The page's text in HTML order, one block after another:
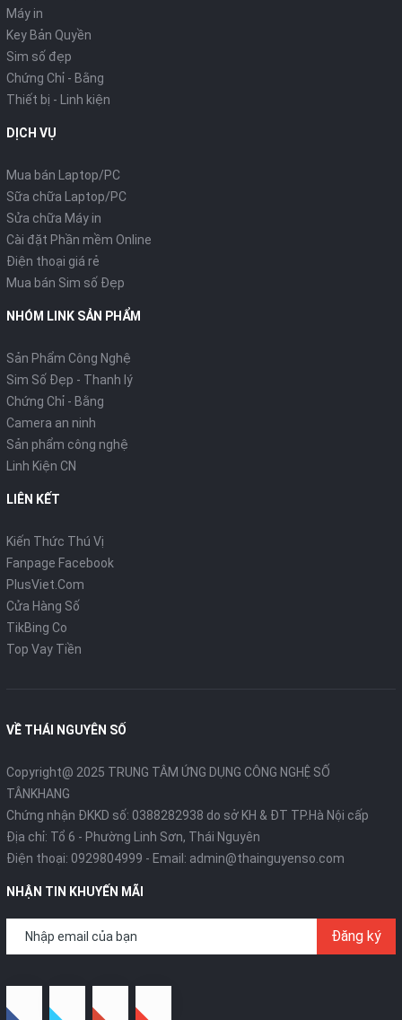
Máy in
Key Bản Quyền
Sim số đẹp
Chứng Chỉ - Bằng
Thiết bị - Linh kiện
DỊCH VỤ
Mua bán Laptop/PC
Sữa chữa Laptop/PC
Sửa chữa Máy in
Cài đặt Phần mềm Online
Điện thoại giá rẻ
Mua bán Sim số Đẹp
NHÓM LINK SẢN PHẨM
Sản Phẩm Công Nghệ
Sim Số Đẹp - Thanh lý
Chứng Chỉ - Bằng
Camera an ninh
Sản phẩm công nghệ
Linh Kiện CN
LIÊN KẾT
Kiến Thức Thú Vị
Fanpage Facebook
PlusViet.Com
Cửa Hàng Số
TikBing Co
Top Vay Tiền
VỀ THÁI NGUYÊN SỐ
Copyright@ 2025 TRUNG TÂM ỨNG DỤNG CÔNG NGHỆ SỐ
TÂNKHANG
Chứng nhận ĐKKD số: 0388282938 do sở KH & ĐT TP.Hà Nội cấp
Địa chỉ: Tổ 6 - Phường Linh Sơn, Thái Nguyên
Điện thoại: 0929804999 - Email: admin@thainguyenso.com
NHẬN TIN KHUYẾN MÃI
Đăng ký